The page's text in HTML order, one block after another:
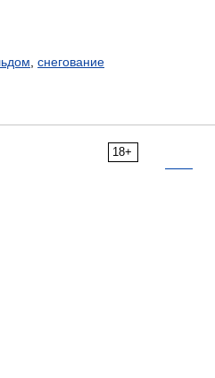
снегование
18+